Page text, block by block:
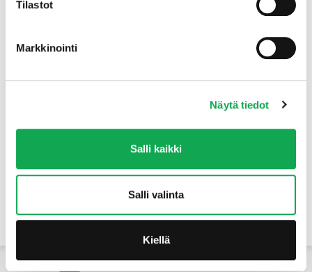
Tilastot
Markkinointi
Näytä tiedot
Salli kaikki
Salli valinta
Kiellä